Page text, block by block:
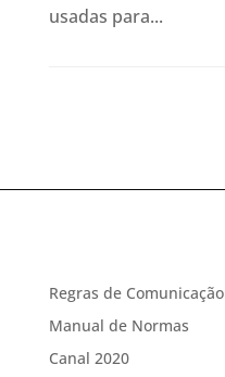
usadas para...
Regras de Comunicação
Manual de Normas
Canal 2020